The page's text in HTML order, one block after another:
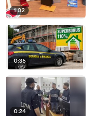
1:02
0:35
0:24